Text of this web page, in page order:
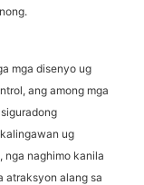
mga disenyo ug
ang among mga
ug
nga naghimo kanila
atraksyon alang sa